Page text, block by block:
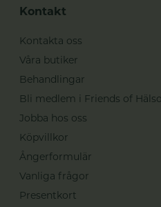
Kontakt
Kontakta oss
Våra butiker
Behandlingar
Bli medlem i Friends of
Jobba hos oss
Köpvillkor
Ångerformulär
Vanliga frågor
Presentkort